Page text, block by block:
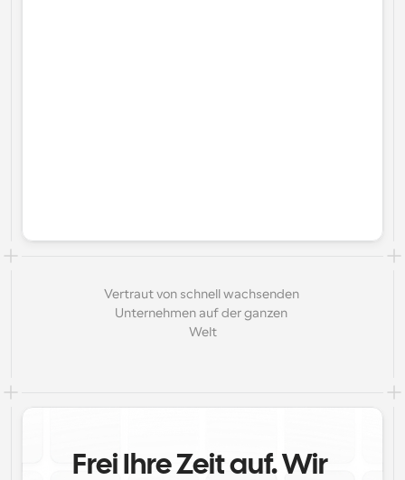
Vertraut von schnell wachsenden
Unternehmen auf der ganzen
Welt
Frei Ihre Zeit auf. Wir